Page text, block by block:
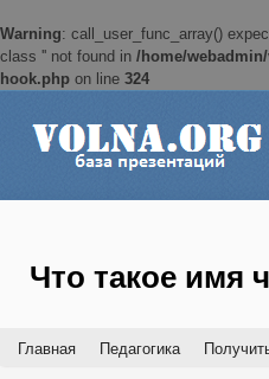
Warning: call_user_func_array()
class '' not found in /home/
hook.php on line 324
Что такое имя
Главная Педагогика